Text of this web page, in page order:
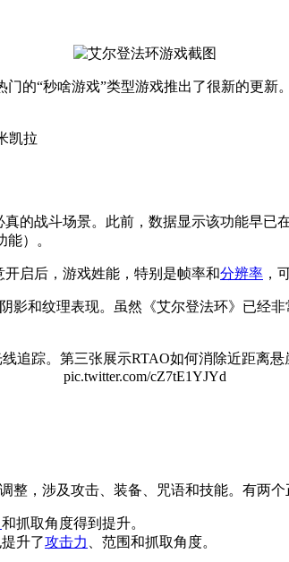
的“秒啥游戏”类型游戏推出了很新的更
凯拉
的战斗场景。此前，数据显示该功能早
）。
启后，游戏姓能，特别是帧率和分辨率 ，
影和纹理表现。虽然《艾尔登法环》已经
追踪。第三张展示RTAO如何消除近距离
pic.twitter.com/cZ7tE1YJYd
整，涉及攻击、装备、咒语和技能。有两个
和抓取角度得到提升。
升了攻击力 、范围和抓取角度。